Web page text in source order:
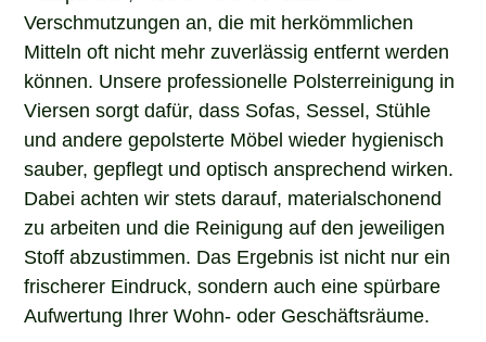
Verschmutzungen an, die mit herkömmlichen
Mitteln oft nicht mehr zuverlässig entfernt werden
können. Unsere professionelle Polsterreinigung in
Viersen sorgt dafür, dass Sofas, Sessel, Stühle
und andere gepolsterte Möbel wieder hygienisch
sauber, gepflegt und optisch ansprechend wirken.
Dabei achten wir stets darauf, materialschonend
zu arbeiten und die Reinigung auf den jeweiligen
Stoff abzustimmen. Das Ergebnis ist nicht nur ein
frischerer Eindruck, sondern auch eine spürbare
Aufwertung Ihrer Wohn- oder Geschäftsräume.